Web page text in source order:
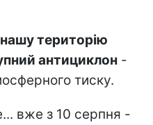
територію
антициклон -
тиску.
вже з 10 серпня -